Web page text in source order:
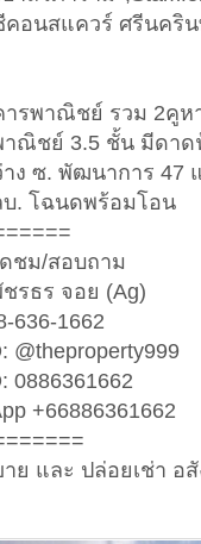
คอนสแควร์​ ศรีนคริ
ารพาณิชย์ รวม 2คูห
าณิชย์ 3.5 ชั้น มีดาด
าง ซ. พัฒนาการ 47
บ. โฉนดพร้อมโอน
ชม/สอบถาม
รธร จอย (Ag)
636-1662
@theproperty999
0886361662
+66886361662
าย และ ปล่อยเช่า อ